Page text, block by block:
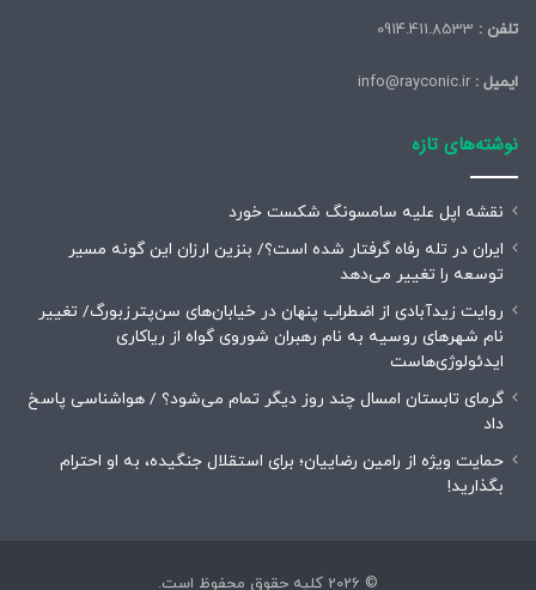
تلفن :
ایمیل :
نوشته‌های تازه
نقشه اپل علیه سامسونگ شکست خورد
ایران در تله رفاه گرفتار شده است؟/ بنزین ارزان این گونه مسیر
توسعه را تغییر می‌دهد
روایت زیدآبادی از اضطراب پنهان در خیابان‌های سن‌پترزبورگ/ تغییر
نام شهرهای روسیه به نام رهبران شوروی گواه از ریاکاری
ایدئولوژی‌هاست
گرمای تابستان امسال چند روز دیگر تمام می‌شود؟ / هواشناسی پاسخ
داد
حمایت ویژه از رامین رضاییان؛ برای استقلال جنگیده، به او احترام
بگذارید!
© 2026 کلیه حقوق محفوظ است.